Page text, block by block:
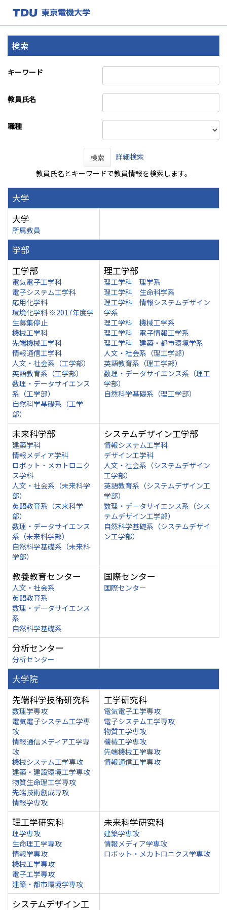
検索
キーワード
教員氏名
職種
検索
詳細検索
教員氏名とキーワードで教員情報を検索します。
大学
大学
所属教員
学部
工学部
電気電子工学科
電子システム工学科
応用化学科
環境化学科 ※2017年度学
生募集停止
機械工学科
先端機械工学科
情報通信工学科
人文・社会系（工学部）
英語教育系（工学部）
数理・データサイエンス
系（工学部）
自然科学基礎系（工学
部）
理工学部
理工学科 理学系
理工学科 生命科学系
理工学科 情報システムデザイン
学系
理工学科 機械工学系
理工学科 電子情報工学系
理工学科 建築・都市環境学系
人文・社会系（理工学部）
英語教育系（理工学部）
数理・データサイエンス系（理工
学部）
自然科学基礎系（理工学部）
未来科学部
建築学科
情報メディア学科
ロボット・メカトロニク
ス学科
人文・社会系（未来科学
部）
英語教育系（未来科学
部）
数理・データサイエンス
系（未来科学部）
自然科学基礎系（未来科
学部）
システムデザイン工学部
情報システム工学科
デザイン工学科
人文・社会系（システムデザイン
工学部）
英語教育系（システムデザイン工
学部）
数理・データサイエンス系（シス
テムデザイン工学部）
自然科学基礎系（システムデザイ
ン工学部）
教養教育センター
人文・社会系
英語教育系
数理・データサイエンス
系
自然科学基礎系
国際センター
国際センター
分析センター
分析センター
大学院
先端科学技術研究科
数理学専攻
電気電子システム工学専
攻
情報通信メディア工学専
攻
機械システム工学専攻
建築・建設環境工学専攻
物質生命理工学専攻
先端技術創成専攻
情報学専攻
工学研究科
電気電子工学専攻
電子システム工学専攻
物質工学専攻
機械工学専攻
先端機械工学専攻
情報通信工学専攻
理工学研究科
理学専攻
生命理工学専攻
情報学専攻
機械工学専攻
電子工学専攻
建築・都市環境学専攻
未来科学研究科
建築学専攻
情報メディア学専攻
ロボット・メカトロニクス学専攻
システムデザイン工